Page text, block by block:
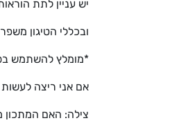
יש עניין לתת
ובכללי הטיגון
*מומלץ להשתמש
אם אני ריצה
צילה: האם